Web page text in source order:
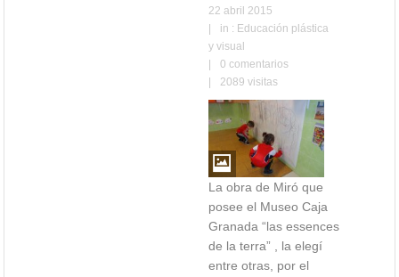
22 abril 2015
in : Educación plástica
y visual
0 comentarios
2089 visitas
La obra de Miró que
posee el Museo Caja
Granada “las essences
de la terra” , la elegí
entre otras, por el